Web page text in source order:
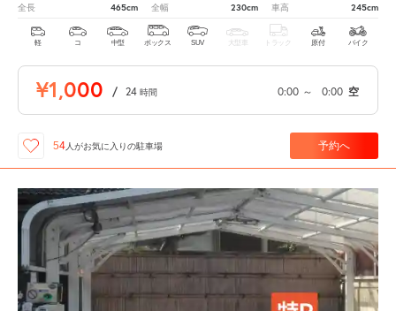
全長 465cm 全幅 230cm 車高 245cm
軽 コ 中型 ボックス SUV 大型車 トラック 原付 バイク
¥1,000 / 24 時間 0:00 ～ 0:00 空
54人がお気に入りの駐車場 予約へ